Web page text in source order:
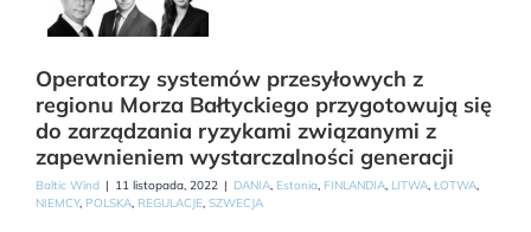
Operatorzy systemów przesyłowych z
regionu Morza Bałtyckiego przygotowują się
do zarządzania ryzykami związanymi z
zapewnieniem wystarczalności generacji
Baltic Wind | 11 listopada, 2022 | DANIA, Estonia, FINLANDIA, LITWA, ŁOTWA,
NIEMCY, POLSKA, REGULACJE, SZWECJA